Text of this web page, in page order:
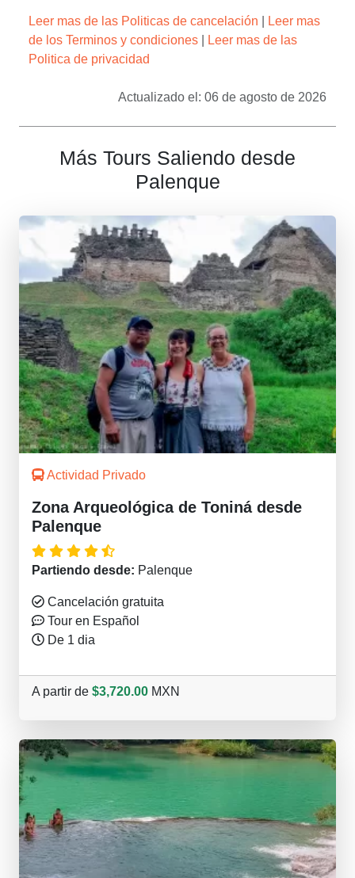
Leer mas de las Politicas de cancelación
Leer mas
de los Terminos y condiciones
Leer mas de las
Politica de privacidad
Actualizado el: 06 de agosto de 2026
Más Tours Saliendo desde
Palenque
Actividad Privado
Zona Arqueológica de Toniná desde
Palenque
Partiendo desde: Palenque
Cancelación gratuita
Tour en Español
De 1 dia
A partir de $3,720.00 MXN